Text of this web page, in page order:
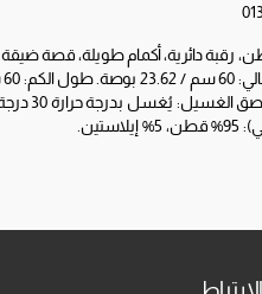
رقبة دائرية، أكمام طويلة، قصة
قطن،